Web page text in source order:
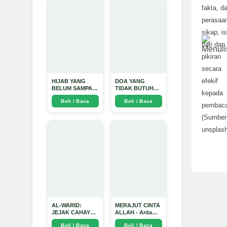
HIJAB YANG
BELUM SAMPAI
KE HATI: Ketika
Cinta Seorang
Ustadz Menjadi
Beli / Baca
DOA YANG
TIDAK BUTUH
SINYAL: Kisah
Tiga Jiwa yang
Tersesat di Era AI
Beli / Baca
AL-WARID:
JEJAK CAHAYA
DI ANTARA DUA
Beli / Baca
MERAJUT CINTA
ALLAH - Arda
Dinata
Beli / Baca
fakta,
sikap, isi
hati dan
pikiran
secara
efekif
kepada